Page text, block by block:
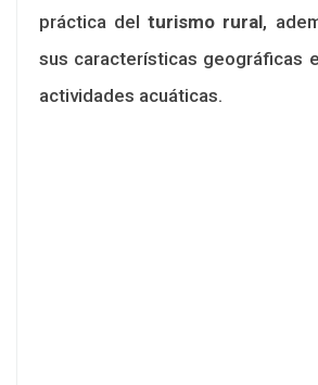
práctica delturismo rural,
sus características geográficas
actividades acuáticas.